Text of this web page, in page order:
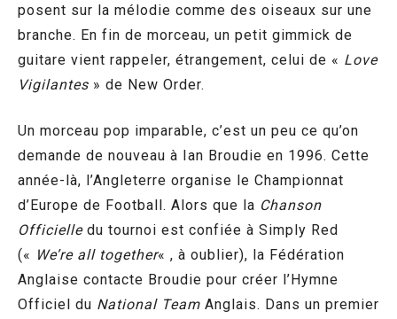
posent sur la mélodie comme des oiseaux sur une
branche. En fin de morceau, un petit gimmick de
guitare vient rappeler, étrangement, celui de « Love
Vigilantes » de New Order.
Un morceau pop imparable, c’est un peu ce qu’on
demande de nouveau à Ian Broudie en 1996. Cette
année-là, l’Angleterre organise le Championnat
d’Europe de Football. Alors que la Chanson
Officielledu tournoi est confiée à Simply Red
(« We’re all together« , à oublier), la Fédération
Anglaise contacte Broudie pour créer l’Hymne
Officiel du National Team Anglais. Dans un premier